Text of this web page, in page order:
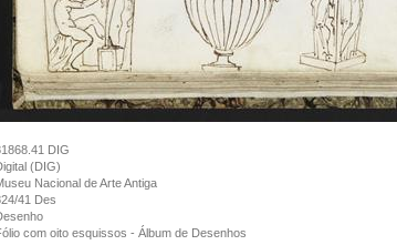
DIG
(DIG)
Nacional de Arte Antiga
41 Des
com oito esquissos - Álbum de Desenhos